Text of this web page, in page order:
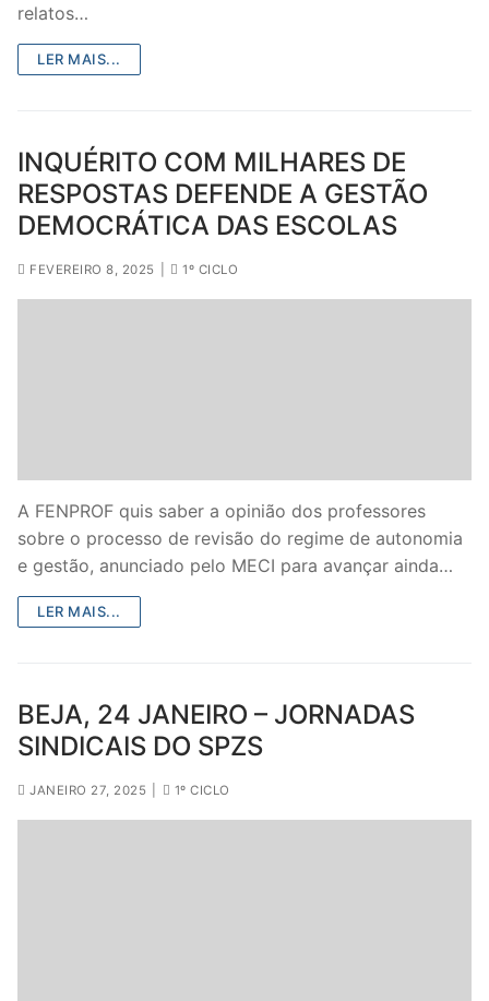
relatos…
LER MAIS...
INQUÉRITO COM MILHARES DE
RESPOSTAS DEFENDE A GESTÃO
DEMOCRÁTICA DAS ESCOLAS
FEVEREIRO 8, 2025 1º CICLO
A FENPROF quis saber a opinião dos professores
sobre o processo de revisão do regime de autonomia
e gestão, anunciado pelo MECI para avançar ainda…
LER MAIS...
BEJA, 24 JANEIRO – JORNADAS
SINDICAIS DO SPZS
JANEIRO 27, 2025 1º CICLO